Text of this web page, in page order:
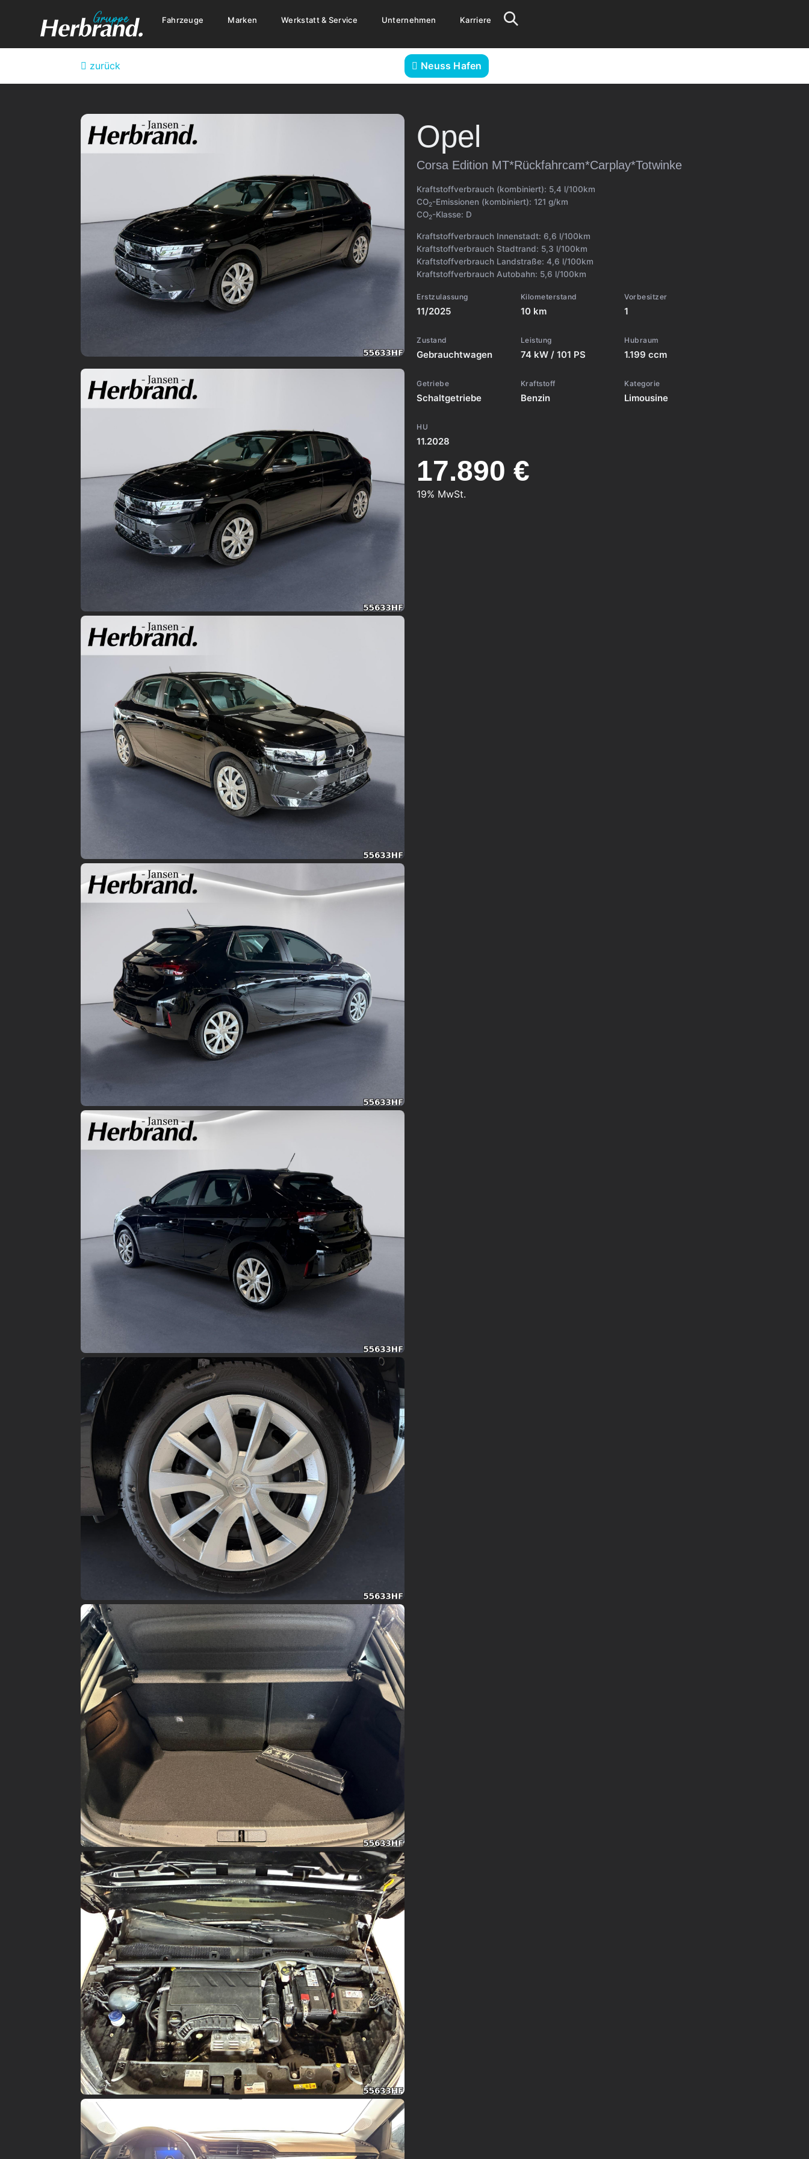
Fahrzeuge Marken Werkstatt & Service Unternehmen Karriere
zurück Neuss Hafen
Opel
Corsa Edition MT*Rückfahrcam*Carplay*Totwinke
Kraftstoffverbrauch (kombiniert): 5,4 l/100km
CO2-Emissionen (kombiniert): 121 g/km
CO2-Klasse: D
Kraftstoffverbrauch Innenstadt: 6,6 l/100km
Kraftstoffverbrauch Stadtrand: 5,3 l/100km
Kraftstoffverbrauch Landstraße: 4,6 l/100km
Kraftstoffverbrauch Autobahn: 5,6 l/100km
Erstzulassung
11/2025
Kilometerstand
10 km
Vorbesitzer
1
Zustand
Gebrauchtwagen
Leistung
74 kW / 101 PS
Hubraum
1.199 ccm
Getriebe
Schaltgetriebe
Kraftstoff
Benzin
Kategorie
Limousine
HU
11.2028
17.890 €
19% MwSt.